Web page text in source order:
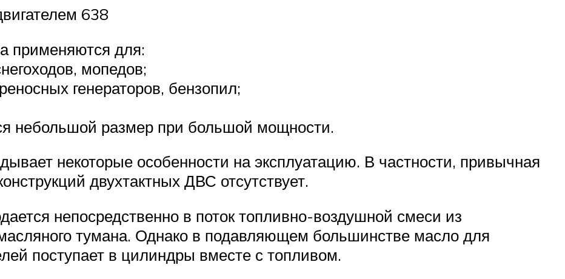
638
применяются для:
мопедов;
генераторов, бензопил;
небольшой размер при большой мощности.
некоторые особенности на эксплуатацию. В частности, привычная
двухтактных ДВС отсутствует.
непосредственно в поток топливно-воздушной смеси из
тумана. Однако в подавляющем большинстве масло для
поступает в цилиндры вместе с топливом.